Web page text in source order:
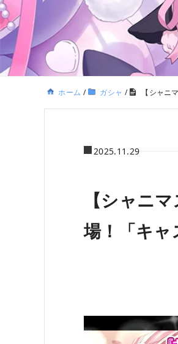
ホーム / ガシャ / 【シャニ
2025.11.29
【シャニ
場！「キャ